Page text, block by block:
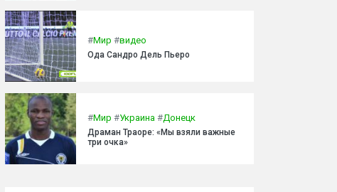
#Мир #видео
Ода Сандро Дель Пьеро
#Мир #Украина #Донецк
Драман Траоре: «Мы взяли важные
три очка»